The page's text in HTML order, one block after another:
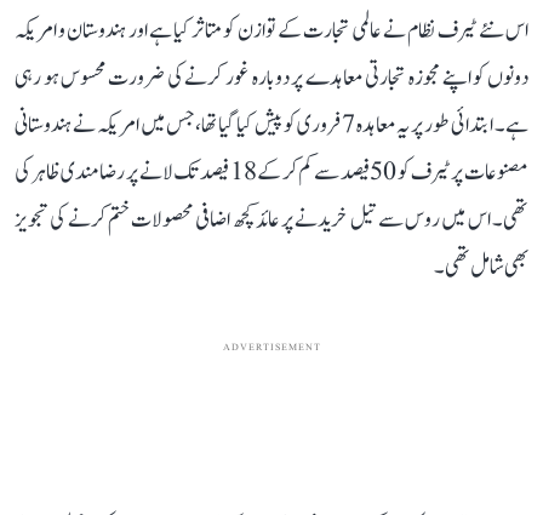
اس نئے ٹیرف نظام نے عالمی تجارت کے توازن کو متاثر کیا ہے اور ہندوستان و امریکہ
دونوں کو اپنے مجوزہ تجارتی معاہدے پر دوبارہ غور کرنے کی ضرورت محسوس ہو رہی
ہے۔ ابتدائی طور پر یہ معاہدہ 7 فروری کو پیش کیا گیا تھا، جس میں امریکہ نے ہندوستانی
مصنوعات پر ٹیرف کو 50 فیصد سے کم کر کے 18 فیصد تک لانے پر رضامندی ظاہر کی
تھی۔ اس میں روس سے تیل خریدنے پر عائد کچھ اضافی محصولات ختم کرنے کی تجویز
بھی شامل تھی۔
ADVERTISEMENT